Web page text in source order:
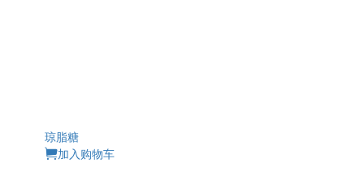
琼脂糖
加入购物车